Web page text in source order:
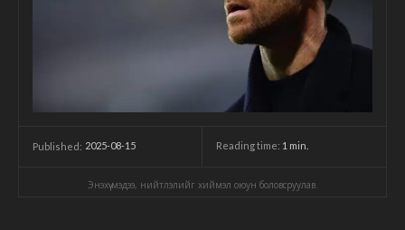
Published: 2025-08-15 Reading time: 1 min.
Энэхүү мэдээ, нийтлэлийг хиймэл оюун боловсруулав.